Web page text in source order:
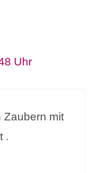
Uhr
Zaubern mit
.